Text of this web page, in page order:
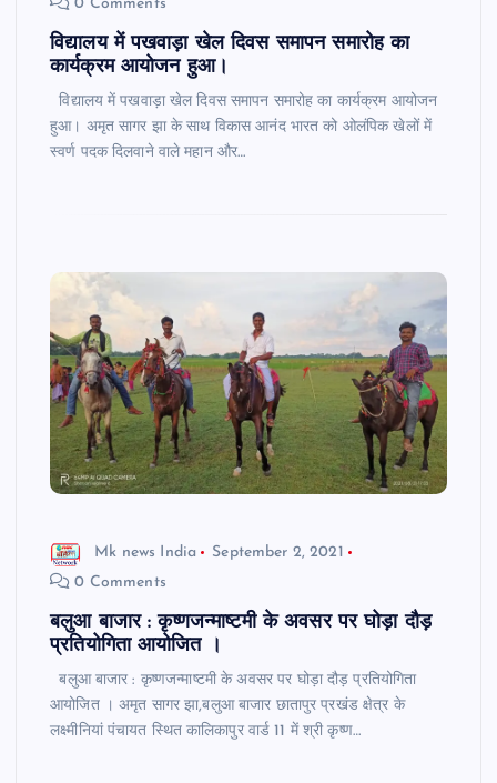
0 Comments
विद्यालय में पखवाड़ा खेल दिवस समापन समारोह का
कार्यक्रम आयोजन हुआ।
विद्यालय में पखवाड़ा खेल दिवस समापन समारोह का कार्यक्रम आयोजन
हुआ। अमृत सागर झा के साथ विकास आनंद भारत को ओलंपिक खेलों में
स्वर्ण पदक दिलवाने वाले महान और…
Mk news India
September 2, 2021
0 Comments
बलुआ बाजार : कृष्णजन्माष्टमी के अवसर पर घोड़ा दौड़
प्रतियोगिता आयोजित ।
बलुआ बाजार : कृष्णजन्माष्टमी के अवसर पर घोड़ा दौड़ प्रतियोगिता
आयोजित । अमृत सागर झा,बलुआ बाजार छातापुर प्रखंड क्षेत्र के
लक्ष्मीनियां पंचायत स्थित कालिकापुर वार्ड 11 में श्री कृष्ण…